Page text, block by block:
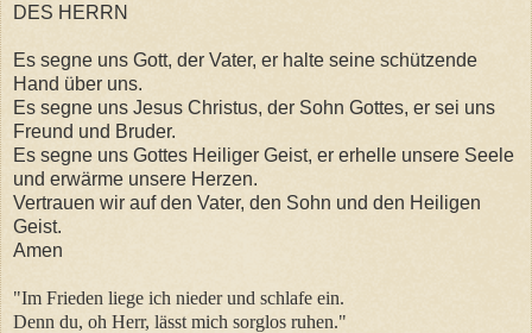
DES HERRN
Es segne uns Gott, der Vater, er halte seine schützende
Hand über uns.
Es segne uns Jesus Christus, der Sohn Gottes, er sei uns
Freund und Bruder.
Es segne uns Gottes Heiliger Geist, er erhelle unsere Seele
und erwärme unsere Herzen.
Vertrauen wir auf den Vater, den Sohn und den Heiligen
Geist.
Amen
"Im Frieden liege ich nieder und schlafe ein.
Denn du, oh Herr, lässt mich sorglos ruhen."